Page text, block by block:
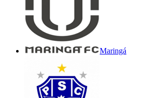
Maringá